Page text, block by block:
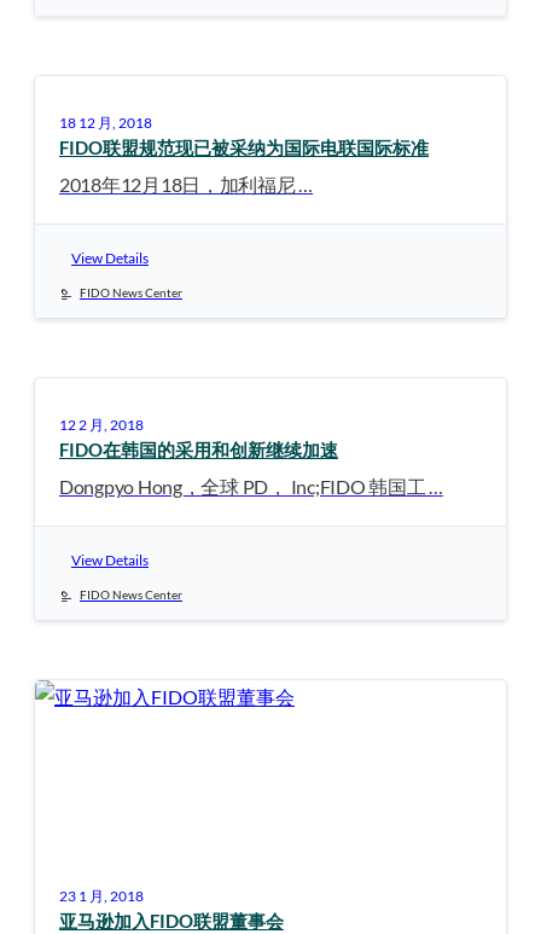
18 12 月, 2018
FIDO联盟规范现已被采纳为国际电联国际标准
2018年12月18日，加利福尼 …
View Details
FIDO News Center
12 2 月, 2018
FIDO在韩国的采用和创新继续加速
Dongpyo Hong，全球 PD， Inc;FIDO 韩国工 …
View Details
FIDO News Center
23 1 月, 2018
亚马逊加入FIDO联盟董事会